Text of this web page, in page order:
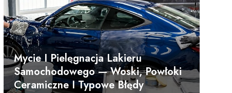
Mycie I Pielęgnacja Lakieru
Samochodowego — Woski, Powłoki
Ceramiczne I Typowe Błędy